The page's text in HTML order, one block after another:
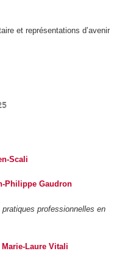
et représentations d’avenir
Scali
Philippe Gaudron
professionnelles en
Marie-Laure Vitali